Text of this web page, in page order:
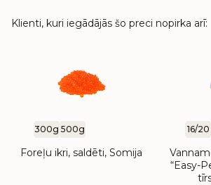
Klienti, kuri iegādājās šo preci nopirka arī:
300g 500g
Foreļu ikri, saldēti, Somija
16/20
“Easy-